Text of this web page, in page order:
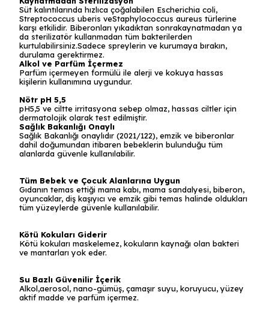
Süt kalıntılarında hızlıca çoğalabilen Escherichia coli,
Streptococcus uberis veStaphylococcus aureus türlerine
karşı etkilidir. Biberonları yıkadıktan sonrakaynatmadan ya
da sterilizatör kullanmadan tüm bakterilerden
kurtulabilirsiniz.Sadece spreylerin ve kurumaya bırakın,
durulama gerektirmez.
Alkol ve Parfüm İçermez
Parfüm içermeyen formülü ile alerji ve kokuya hassas
kişilerin kullanımına uygundur.
Nötr pH 5,5
pH5,5 ve ciltte irritasyona sebep olmaz, hassas ciltler için
dermatolojik olarak test edilmiştir.
Sağlık Bakanlığı Onaylı
Sağlık Bakanlığı onaylıdır (2021/122), emzik ve biberonlar
dahil doğumundan itibaren bebeklerin bulunduğu tüm
alanlarda güvenle kullanılabilir.
Tüm Bebek ve Çocuk Alanlarına Uygun
Gıdanın temas ettiği mama kabı, mama sandalyesi, biberon,
oyuncaklar, diş kaşıyıcı ve emzik gibi temas halinde oldukları
tüm yüzeylerde güvenle kullanılabilir.
Kötü Kokuları Giderir
Kötü kokuları maskelemez, kokuların kaynağı olan bakteri
ve mantarları yok eder.
Su Bazlı Güvenilir İçerik
Alkol,aerosol, nano-gümüş, çamaşır suyu, koruyucu, yüzey
aktif madde ve parfüm içermez.